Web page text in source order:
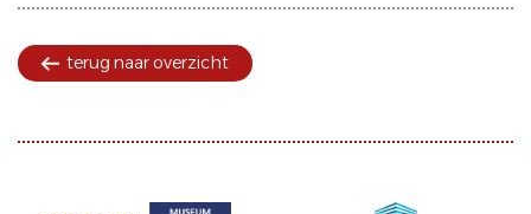
terug naar overzicht